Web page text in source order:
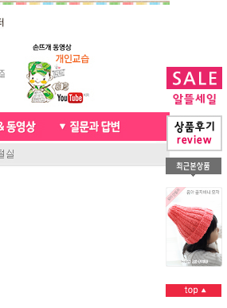
라벨